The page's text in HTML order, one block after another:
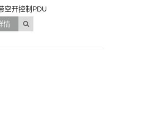
空开控制PDU
情